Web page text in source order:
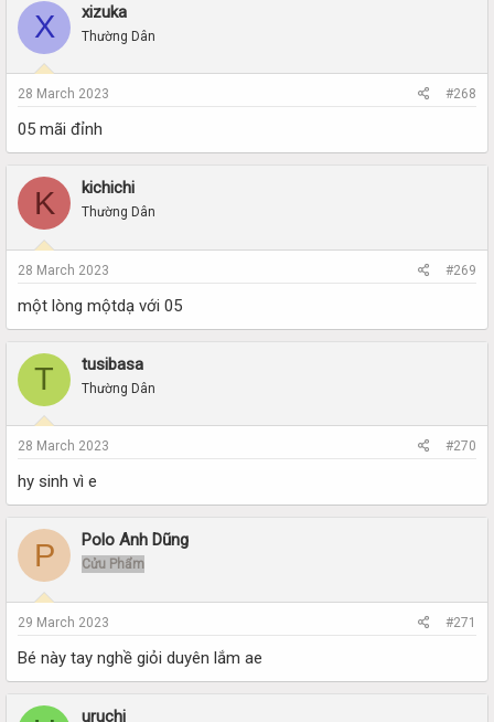
X xizuka
Thường Dân
28 March 2023 #268
05 mãi đỉnh
K kichichi
Thường Dân
28 March 2023 #269
một lòng mộtdạ với 05
T tusibasa
Thường Dân
28 March 2023 #270
hy sinh vì e
P Polo Anh Dũng
Cửu Phẩm
29 March 2023 #271
Bé này tay nghề giỏi duyên lắm ae
uruchi